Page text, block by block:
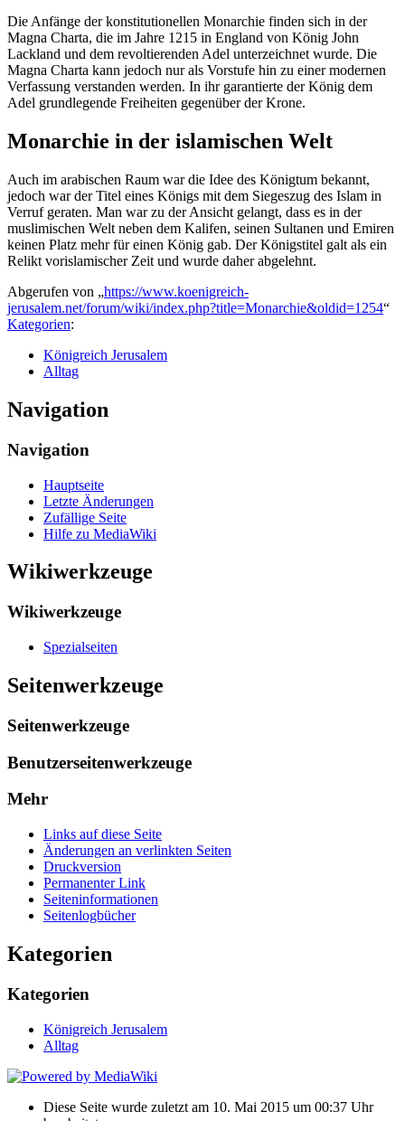
Die Anfänge der konstitutionellen Monarchie finden sich in der
Magna Charta, die im Jahre 1215 in England von König John
Lackland und dem revoltierenden Adel unterzeichnet wurde. Die
Magna Charta kann jedoch nur als Vorstufe hin zu einer modernen
Verfassung verstanden werden. In ihr garantierte der König dem
Adel grundlegende Freiheiten gegenüber der Krone.
Monarchie in der islamischen Welt
Auch im arabischen Raum war die Idee des Königtum bekannt,
jedoch war der Titel eines Königs mit dem Siegeszug des Islam in
Verruf geraten. Man war zu der Ansicht gelangt, dass es in der
muslimischen Welt neben dem Kalifen, seinen Sultanen und Emiren
keinen Platz mehr für einen König gab. Der Königstitel galt als ein
Relikt vorislamischer Zeit und wurde daher abgelehnt.
Abgerufen von „https://www.koenigreich-
jerusalem.net/forum/wiki/index.php?title=Monarchie&oldid=1254“
Kategorien:
Königreich Jerusalem
Alltag
Navigation
Navigation
Hauptseite
Letzte Änderungen
Zufällige Seite
Hilfe zu MediaWiki
Wikiwerkzeuge
Wikiwerkzeuge
Spezialseiten
Seitenwerkzeuge
Seitenwerkzeuge
Benutzerseitenwerkzeuge
Mehr
Links auf diese Seite
Änderungen an verlinkten Seiten
Druckversion
Permanenter Link
Seiten­informationen
Seitenlogbücher
Kategorien
Kategorien
Königreich Jerusalem
Alltag
Diese Seite wurde zuletzt am 10. Mai 2015 um 00:37 Uhr